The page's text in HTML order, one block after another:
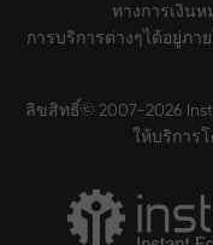
ทางการเงินห
การบริการต่างๆได้อยู่ภา
ลิขสิทธิ์© 2007-2026
ให้บริการ